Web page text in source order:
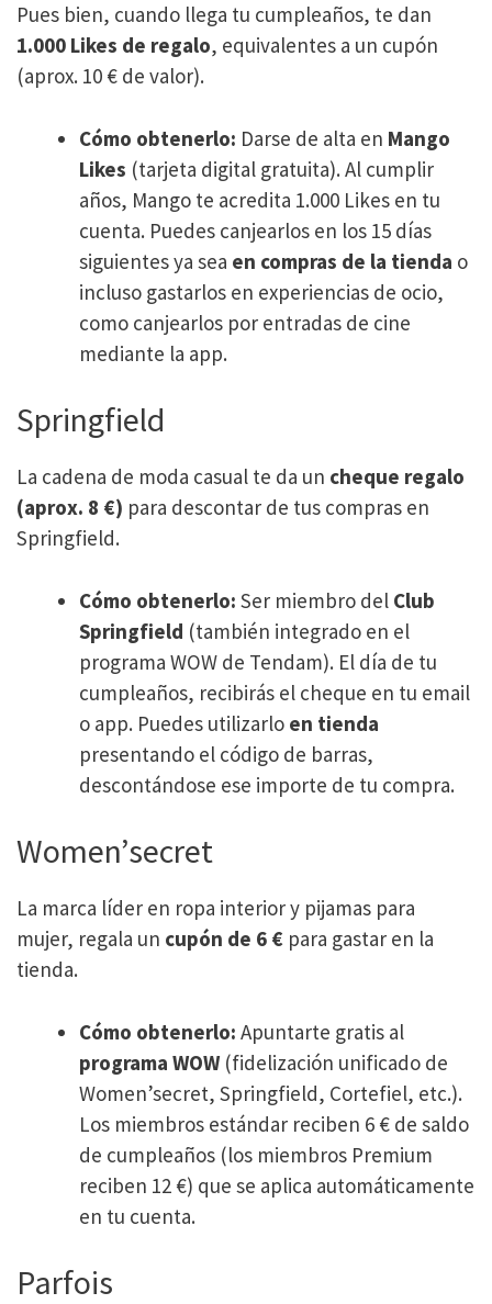
Pues bien, cuando llega tu cumpleaños, te dan
1.000 Likes de regalo, equivalentes a un cupón
(aprox. 10 € de valor)​.
Cómo obtenerlo: Darse de alta en Mango
Likes (tarjeta digital gratuita). Al cumplir
años, Mango te acredita 1.000 Likes en tu
cuenta. Puedes canjearlos en los 15 días
siguientes ya sea en compras de la tienda o
incluso gastarlos en experiencias de ocio,
como canjearlos por entradas de cine
mediante la app.
Springfield
La cadena de moda casual te da un cheque regalo
(aprox. 8 €) para descontar de tus compras en
Springfield​.
Cómo obtenerlo: Ser miembro del Club
Springfield (también integrado en el
programa WOW de Tendam). El día de tu
cumpleaños, recibirás el cheque en tu email
o app. Puedes utilizarlo en tienda
presentando el código de barras,
descontándose ese importe de tu compra.
Women’secret
La marca líder en ropa interior y pijamas para
mujer, regala un cupón de 6 € para gastar en la
tienda.
Cómo obtenerlo: Apuntarte gratis al
programa WOW (fidelización unificado de
Women’secret, Springfield, Cortefiel, etc.).
Los miembros estándar reciben 6 € de saldo
de cumpleaños (los miembros Premium
reciben 12 €) que se aplica automáticamente
en tu cuenta.
Parfois